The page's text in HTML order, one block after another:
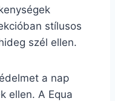
stílusos
szél ellen.
a nap
ellen. A Equa